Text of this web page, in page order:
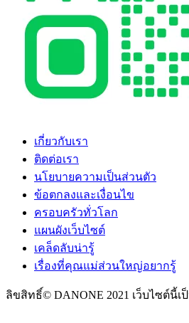
เกี่ยวกับเรา
ติดต่อเรา
นโยบายความเป็นส่วนตัว
ข้อตกลงและเงื่อนไข
ครอบครัวทั่วโลก
แผนผังเว็บไซต์
เคล็ดลับน่ารู้
เรื่องที่คุณแม่ส่วนใหญ่อยากรู้
ลิขสิทธิ์© DANONE 2021 เว็บไซต์นี้เ